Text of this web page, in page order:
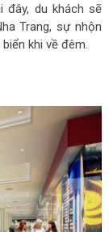
đây, du khách sẽ
Trang, sự nhộn
khi về đêm.